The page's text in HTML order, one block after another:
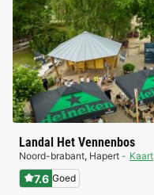
Landal Het Vennenbos
Noord-brabant, Hapert Kaart
7.6 Goed